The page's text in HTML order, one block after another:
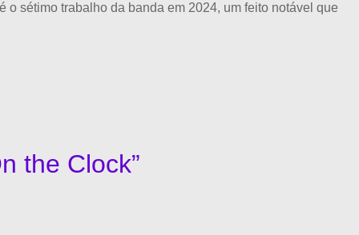
o sétimo trabalho da banda em 2024, um feito notável que
the Clock”